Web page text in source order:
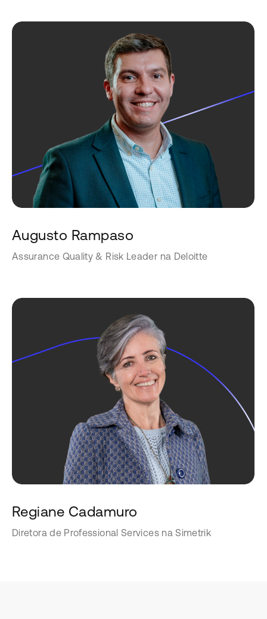
Augusto Rampaso
Assurance Quality & Risk Leader na Deloitte
Regiane Cadamuro
Diretora de Professional Services na Simetrik